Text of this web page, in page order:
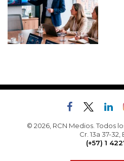
© 2026, RCN Medios. Todos
Cr. 13a 37-
(+57) 1